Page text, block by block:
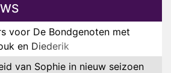
voor De Bondgenoten met
en Diederik
van Sophie in nieuw seizoen